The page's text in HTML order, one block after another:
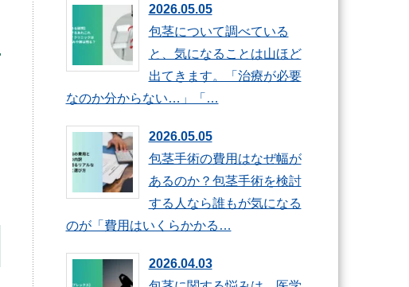
2026.05.05
包茎について調べている
と、気になることは山ほど
出てきます。「治療が必要
なのか分からない…」「…
2026.05.05
包茎手術の費用はなぜ幅が
あるのか？包茎手術を検討
する人なら誰もが気になる
のが「費用はいくらかかる…
2026.04.03